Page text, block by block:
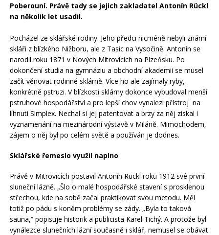
Poberouní. Právě tady se jejich zakladatel Antonín Rückl
na několik let usadil.
Pocházel ze sklářské rodiny. Jeho předci nicméně nebyli známí
skláři z blízkého Nižboru, ale z Tasic na Vysočině. Antonín se
narodil roku 1871 v Nových Mitrovicích na Plzeňsku. Po
dokončení studia na gymnáziu a obchodní akademii se musel
začít věnovat rodinné sklárně. Více ho ale zajímaly ryby,
konkrétně pstruzi. V blízkosti sklárny dokonce vybudoval menší
pstruhové hospodářství a pro lepší chov vynalezl přístroj na
líhnutí Simplex. Nechal si jej patentovat a brzy za něj získal i
vyznamenání na mezinárodní výstavě v Miláně. Mimochodem,
zájem o něj byl po celém světě a používán je dodnes.
Sklářské řemeslo využil naplno
Právě v Mitrovicích postavil Antonín Rückl roku 1912 své první
sluneční lázně. „Šlo o malé hospodářské stavení s prosklenou
střechou, kde na sobě začal praktikovat svou metodu. Měl
totiž po pádu s koněm problémy se zády. „Byla to taková
sauna,“ popisuje historik a publicista Karel Tichý. A protože byl
vynálezce slunečních lázní současně i sklář, nemusel se obávat